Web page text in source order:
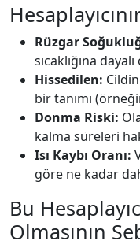
Rüzgar
sıcaklığına
Hissedilen:
bir tanımı
Donma Riski:
kalma süreleri
Isı Kaybı Oranı:
göre ne kadar
Bu
Olmasının